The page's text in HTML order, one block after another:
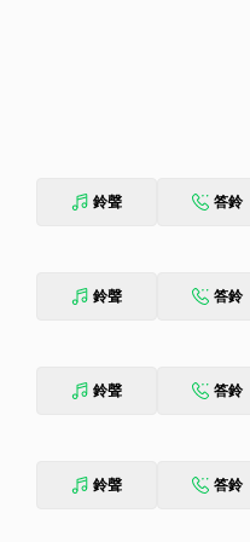
鈴聲 答鈴
鈴聲 答鈴
鈴聲 答鈴
鈴聲 答鈴